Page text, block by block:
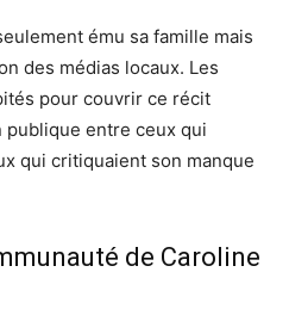
ému sa famille mais
des médias locaux. Les
pour couvrir ce récit
publique entre ceux qui
qui critiquaient son manque
de Caroline